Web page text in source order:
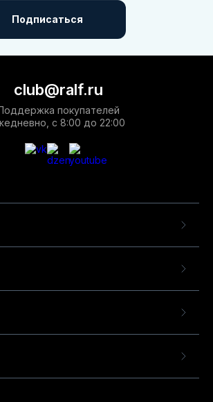
Подписаться
club@ralf.ru
покупателей
с 8:00 до 22:00